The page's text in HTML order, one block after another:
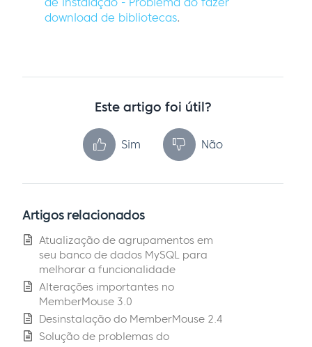
download de bibliotecas.
Este artigo foi útil?
Sim Não
Artigos relacionados
Atualização de agrupamentos em
seu banco de dados MySQL para
melhorar a funcionalidade
Alterações importantes no
MemberMouse 3.0
Desinstalação do MemberMouse 2.4
Solução de problemas do